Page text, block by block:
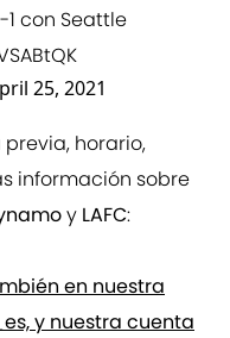
1 con Seattle
25, 2021
horario,
información sobre
y LAFC:
en nuestra
y nuestra cuenta